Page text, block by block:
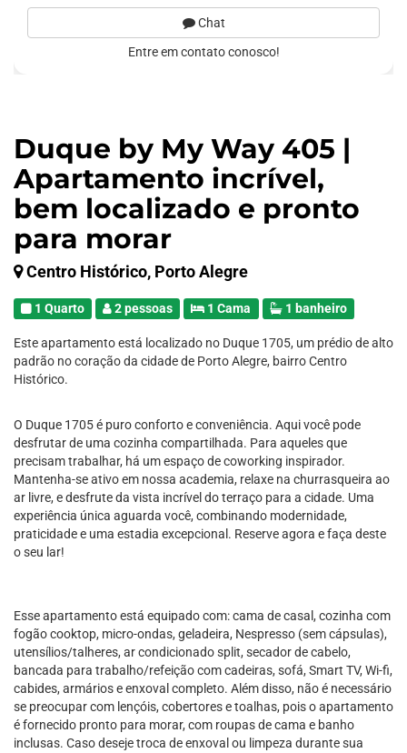
Duque by My Way 405 |
Apartamento incrível,
bem localizado e pronto
para morar
Centro Histórico, Porto Alegre
1 Quarto 2 pessoas 1 Cama 1 banheiro
Este apartamento está localizado no Duque 1705, um prédio de alto
padrão no coração da cidade de Porto Alegre, bairro Centro
Histórico.
O Duque 1705 é puro conforto e conveniência. Aqui você pode
desfrutar de uma cozinha compartilhada. Para aqueles que
precisam trabalhar, há um espaço de coworking inspirador.
Mantenha-se ativo em nossa academia, relaxe na churrasqueira ao
ar livre, e desfrute da vista incrível do terraço para a cidade. Uma
experiência única aguarda você, combinando modernidade,
praticidade e uma estadia excepcional. Reserve agora e faça deste
o seu lar!
Esse apartamento está equipado com: cama de casal, cozinha com
fogão cooktop, micro-ondas, geladeira, Nespresso (sem cápsulas),
utensílios/talheres, ar condicionado split, secador de cabelo,
bancada para trabalho/refeição com cadeiras, sofá, Smart TV, Wi-fi,
cabides, armários e enxoval completo. Além disso, não é necessário
se preocupar com lençóis, cobertores e toalhas, pois o apartamento
é fornecido pronto para morar, com roupas de cama e banho
inclusas. Caso deseje troca de enxoval ou limpeza durante sua
Chat
Entre em contato conosco!